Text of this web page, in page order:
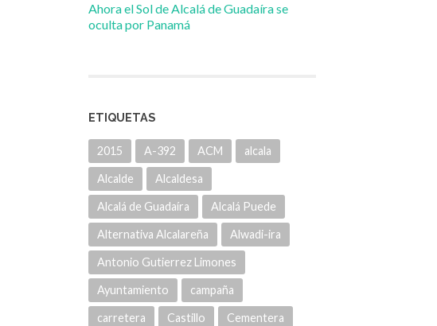
Ahora el Sol de Alcalá de Guadaíra se
oculta por Panamá
ETIQUETAS
2015 A-392 ACM alcala
Alcalde Alcaldesa
Alcalá de Guadaíra Alcalá Puede
Alternativa Alcalareña Alwadi-ira
Antonio Gutierrez Limones
Ayuntamiento campaña
carretera Castillo Cementera